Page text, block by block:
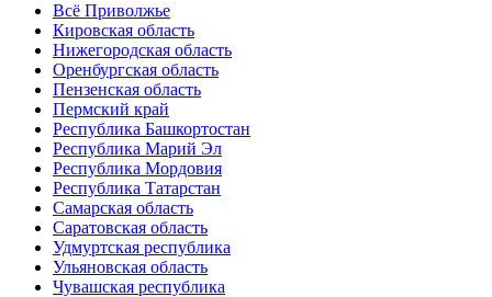
Всё Приволжье
Кировская область
Нижегородская область
Оренбургская область
Пензенская область
Пермский край
Республика Башкортостан
Республика Марий Эл
Республика Мордовия
Республика Татарстан
Самарская область
Саратовская область
Удмуртская республика
Ульяновская область
Чувашская республика